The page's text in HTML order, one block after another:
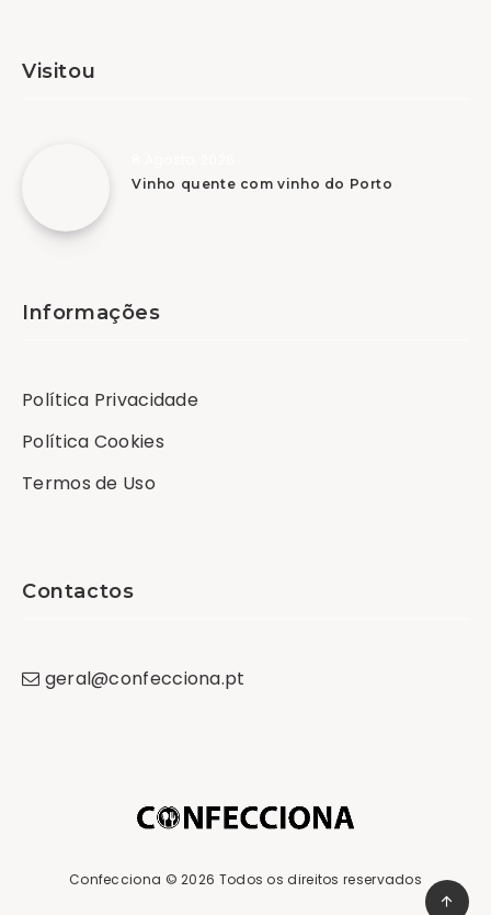
Visitou
Vinho quente com vinho do Porto
Informações
Política Privacidade
Política Cookies
Termos de Uso
Contactos
geral@confecciona.pt
Confecciona © 2026 Todos os direitos reservados